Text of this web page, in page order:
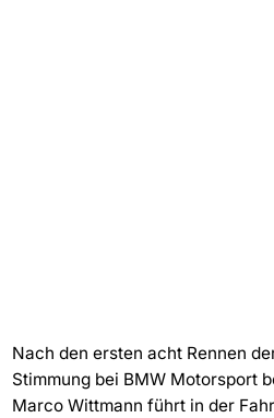
Nach den ersten acht Rennen
Stimmung bei BMW Motorsport
Marco Wittmann führt in der